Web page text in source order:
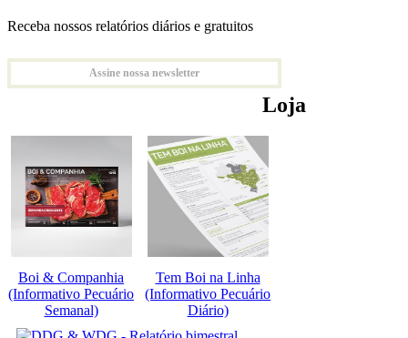
Receba nossos relatórios diários e gratuitos
Assine nossa newsletter
Loja
Boi & Companhia
(Informativo Pecuário
Semanal)
Tem Boi na Linha
(Informativo Pecuário
Diário)